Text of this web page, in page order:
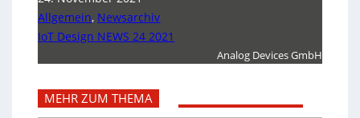
Allgemein, Newsarchiv
IoT Design NEWS 24 2021
Analog Devices GmbH
MEHR ZUM THEMA